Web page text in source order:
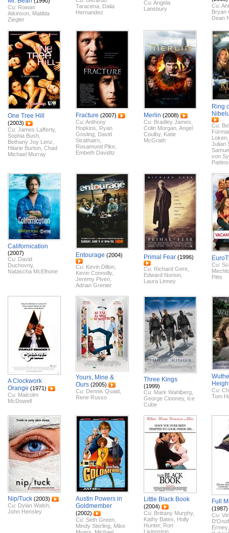
Cu: Rowan
Atkinson Matilda
Ziegler
Taracena Dalia
Hernandez
Cu: Angela
Lansbury
Cu:
Bryan
Dean
One Tree Hill
(2003)
Cu: James Lafferty,
Sophia Bush
Bethany Joy Lenz
Hilarie Burton Chad
Michael Murray
Fracture (2007)
Cu: Anthony
Hopkins
Ryan
Gosling David
Strathairn
Rosamund Pike
Embeth Davidtz
Merlin (2008)
Cu: Bradley James
Colin Morgan Angel
Coulby, Katie
McGrath
Ring
Cu:
Loken
Julian
von
Californication
(2007)
Cu: David
Duchovny,
Natascha McElhone
Entourage (2004)
Cu: Kevin Dillon
Kevin Connolly,
Jeremy Piven
Adrian Grenier
Primal Fear (1996)
Cu: Richard Gere
Edward Norton
Laura Linney
Cu:
Pitts
A Clockwork
Orange (1971)
Cu: Malcolm
McDowell
Yours, Mine &
Ours (2005)
Cu: Dennis Quaid
Rene Russo
Three Kings
(1999)
Cu: Mark Wahlberg
George Clooney, Ice
Cube
Cu:
Tom
Nip/Tuck (2003)
Cu: Dylan Walsh
John Hensley
Austin Powers in
Goldmember
(2002)
Cu: Seth Green
Mindy Sterling Mike
Little Black Book
(2004)
Cu: Brittany Murphy,
Kathy Bates
Holly
Hunter, Ron
Livingston
Full
(1987)
Cu:
Ermey